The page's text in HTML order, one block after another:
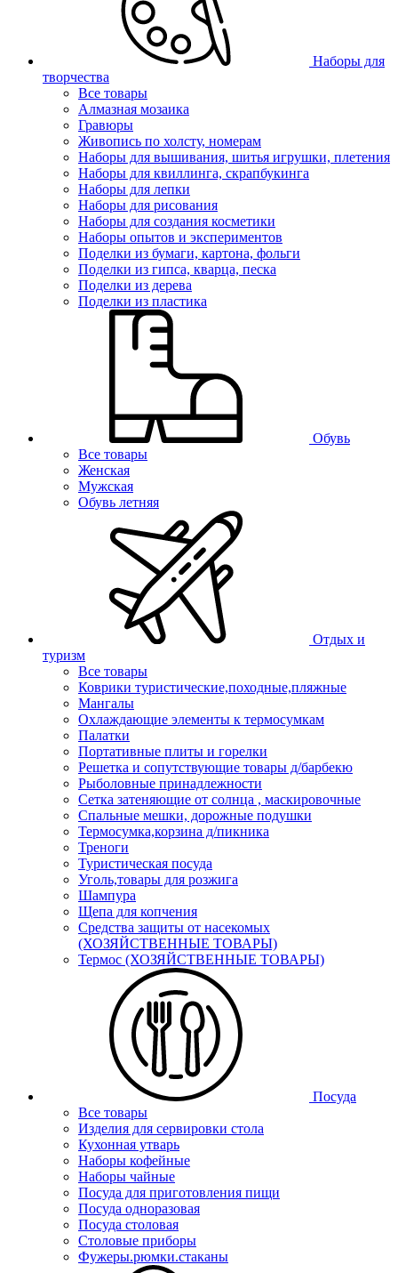
Наборы для
творчества
Все товары
Алмазная мозаика
Гравюры
Живопись по холсту, номерам
Наборы для вышивания, шитья игрушки, плетения
Наборы для квиллинга, скрапбукинга
Наборы для лепки
Наборы для рисования
Наборы для создания косметики
Наборы опытов и экспериментов
Поделки из бумаги, картона, фольги
Поделки из гипса, кварца, песка
Поделки из дерева
Поделки из пластика
Обувь
Все товары
Женская
Мужская
Обувь летняя
Отдых и
туризм
Все товары
Коврики туристические,походные,пляжные
Мангалы
Охлаждающие элементы к термосумкам
Палатки
Портативные плиты и горелки
Решетка и сопутствующие товары д/барбекю
Рыболовные принадлежности
Сетка затеняющие от солнца , маскировочные
Спальные мешки, дорожные подушки
Термосумка,корзина д/пикника
Треноги
Туристическая посуда
Уголь,товары для розжига
Шампура
Щепа для копчения
Средства защиты от насекомых
(ХОЗЯЙСТВЕННЫЕ ТОВАРЫ)
Термос (ХОЗЯЙСТВЕННЫЕ ТОВАРЫ)
Посуда
Все товары
Изделия для сервировки стола
Кухонная утварь
Наборы кофейные
Наборы чайные
Посуда для приготовления пищи
Посуда одноразовая
Посуда столовая
Столовые приборы
Фужеры.рюмки.стаканы